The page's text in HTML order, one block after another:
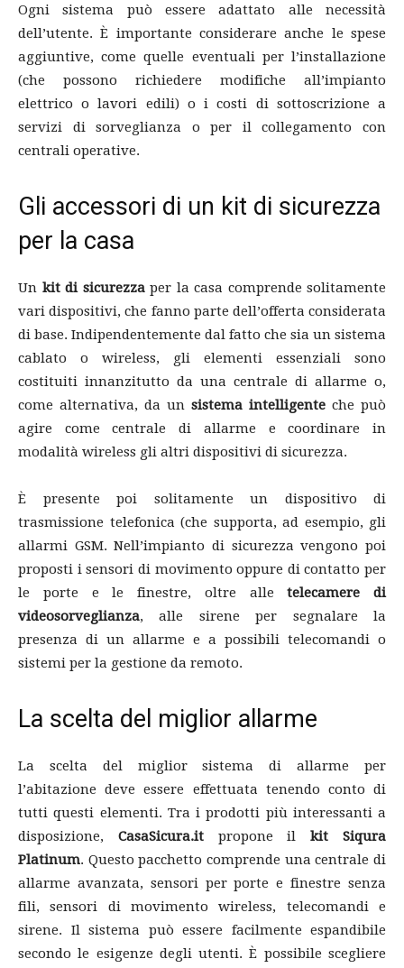
Ogni sistema può essere adattato alle necessità
dell’utente. È importante considerare anche le spese
aggiuntive, come quelle eventuali per l’installazione
(che possono richiedere modifiche all’impianto
elettrico o lavori edili) o i costi di sottoscrizione a
servizi di sorveglianza o per il collegamento con
centrali operative.
Gli accessori di un kit di sicurezza
per la casa
Un kit di sicurezzaper la casa comprende solitamente
vari dispositivi, che fanno parte dell’offerta considerata
di base. Indipendentemente dal fatto che sia un sistema
cablato o wireless, gli elementi essenziali sono
costituiti innanzitutto da una centrale di allarme o,
come alternativa, da un sistema intelligente che può
agire come centrale di allarme e coordinare in
modalità wireless gli altri dispositivi di sicurezza.
È presente poi solitamente un dispositivo di
trasmissione telefonica (che supporta, ad esempio, gli
allarmi GSM. Nell’impianto di sicurezza vengono poi
proposti i sensori di movimento oppure di contatto per
le porte e le finestre, oltre alletelecamere di
videosorveglianza, alle sirene per segnalare la
presenza di un allarme e a possibili telecomandi o
sistemi per la gestione da remoto.
La scelta del miglior allarme
La scelta del miglior sistema di allarme per
l’abitazione deve essere effettuata tenendo conto di
tutti questi elementi. Tra i prodotti più interessanti a
disposizione, CasaSicura.itpropone ilkit Siqura
Platinum. Questo pacchetto comprende una centrale di
allarme avanzata, sensori per porte e finestre senza
fili, sensori di movimento wireless, telecomandi e
sirene. Il sistema può essere facilmente espandibile
secondo le esigenze degli utenti. È possibile scegliere